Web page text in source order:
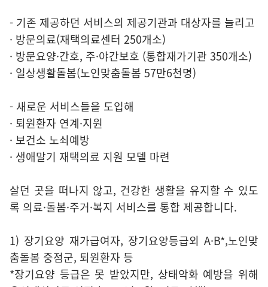
- 기존 제공하던 서비스의 제공기관과 대상자를 늘리고
· 방문의료(재택의료센터 250개소)
· 방문요양·간호, 주·야간보호 (통합재가기관 350개소)
· 일상생활돌봄(노인맞춤돌봄 57만6천명)
- 새로운 서비스들을 도입해
· 퇴원환자 연계·지원
· 보건소 노쇠예방
· 생애말기 재택의료 지원 모델 마련
살던 곳을 떠나지 않고, 건강한 생활을 유지할 수 있도
록 의료·돌봄·주거·복지 서비스를 통합 제공합니다.
1) 장기요양 재가급여자, 장기요양등급외 A·B*,노인맞
춤돌봄 중점군, 퇴원환자 등
*장기요양 등급은 못 받았지만, 상태악화 예방을 위해